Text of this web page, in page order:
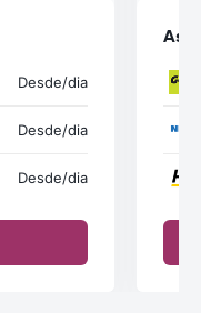
Desde/dia
Desde/dia
Desde/dia
As